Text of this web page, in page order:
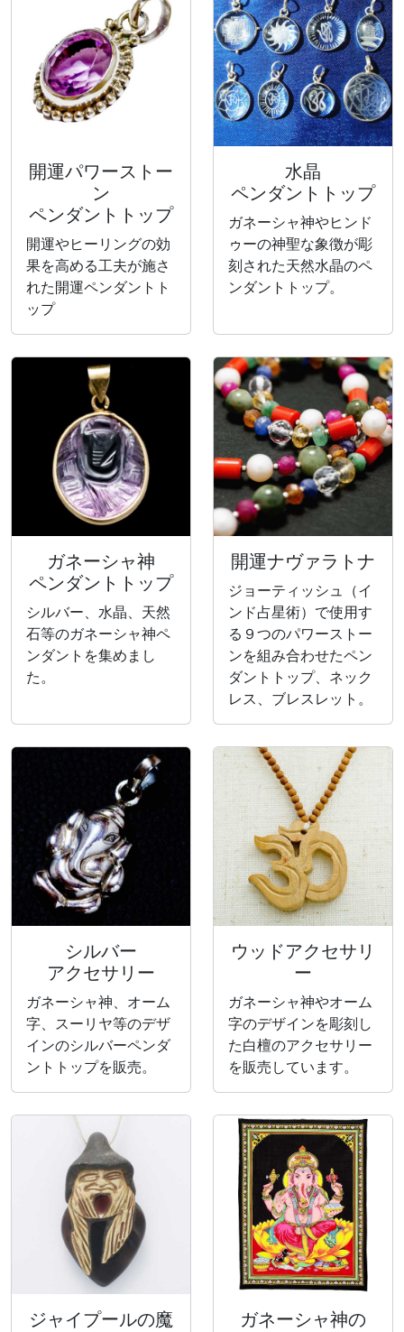
開運パワーストー
ン
ペンダントトップ
開運やヒーリングの効
果を高める工夫が施さ
れた開運ペンダントト
ップ
水晶
ペンダントトップ
ガネーシャ神やヒンド
ゥーの神聖な象徴が彫
刻された天然水晶のペ
ンダントトップ。
ガネーシャ神
ペンダントトップ
シルバー、水晶、天然
石等のガネーシャ神ペ
ンダントを集めまし
た。
開運ナヴァラトナ
ジョーティッシュ（イ
ンド占星術）で使用す
る９つのパワーストー
ンを組み合わせたペン
ダントトップ、ネック
レス、ブレスレット。
シルバー
アクセサリー
ガネーシャ神、オーム
字、スーリヤ等のデザ
インのシルバーペンダ
ントトップを販売。
ウッドアクセサリ
ー
ガネーシャ神やオーム
字のデザインを彫刻し
た白檀のアクセサリー
を販売しています。
ジャイプールの魔
ガネーシャ神の